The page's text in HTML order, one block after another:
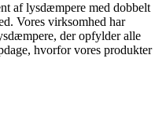
af lysdæmpere med dobbelt
Vores virksomhed har
der opfylder alle
hvorfor vores produkter